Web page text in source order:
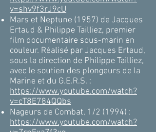
v=shv9f3rJ9cU
Mars et Neptune (1957) de Jacques
Ertaud & Philippe Tailliez, premier
film documentaire sous-marin en
couleur. Réalisé par Jacques Ertaud,
sous la direction de Philippe Tailliez,
avec le soutien des plongeurs de la
Marine et du G.E.R.S. :
https://www.youtube.com/watch?
v=cT8E784QQbs
Nageurs de Combat, 1/2 (1994) :
https://www.youtube.com/watch?